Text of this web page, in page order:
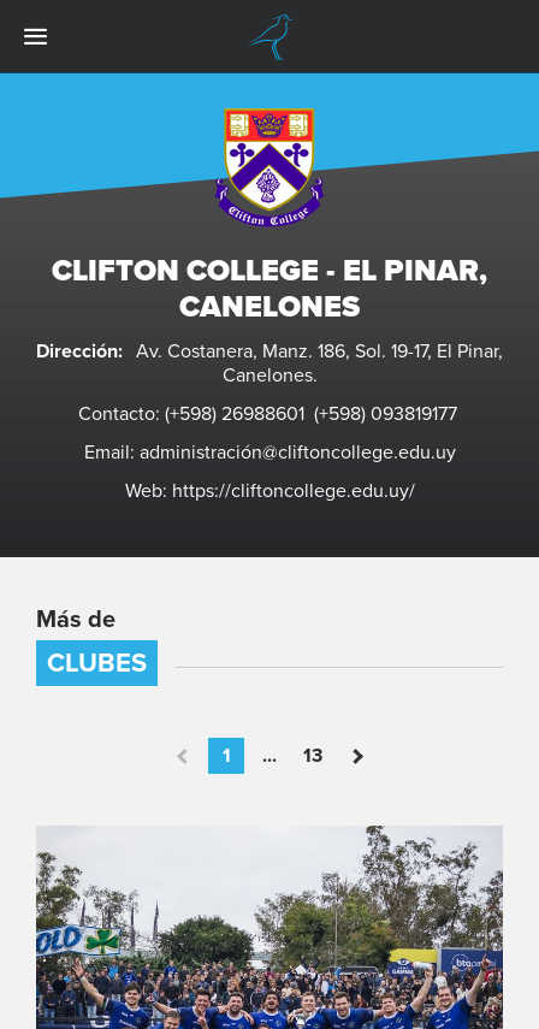
CLIFTON COLLEGE - EL PINAR,
CANELONES
Dirección: Av. Costanera, Manz. 186, Sol. 19-17, El Pinar,
Canelones.
Contacto: (+598) 26988601 (+598) 093819177
Email: administración@cliftoncollege.edu.uy
Web: https://cliftoncollege.edu.uy/
Más de
CLUBES
1 ... 13